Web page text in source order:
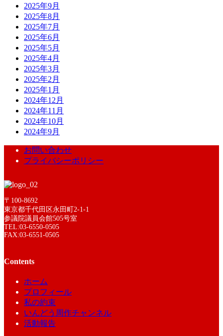
2025年9月
2025年8月
2025年7月
2025年6月
2025年5月
2025年4月
2025年3月
2025年2月
2025年1月
2024年12月
2024年11月
2024年10月
2024年9月
お問い合わせ
プライバシーポリシー
〒100-8692
東京都千代田区永田町2-1-1
参議院議員会館505号室
TEL:03-6550-0505
FAX:03-6551-0505
Contents
ホーム
プロフィール
私の約束
いんどう周作チャンネル
活動報告